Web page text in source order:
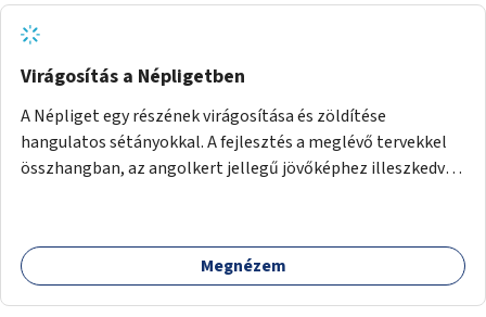
Virágosítás a Népligetben
A Népliget egy részének virágosítása és zöldítése
hangulatos sétányokkal. A fejlesztés a meglévő tervekkel
összhangban, az angolkert jellegű jövőképhez illeszkedve
Megnézem